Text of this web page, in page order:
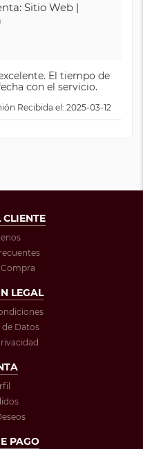
Sitio Web |
El tiempo de
con el servicio.
Recibida el: 2025-03-12
LEGAL
Datos
PAGO